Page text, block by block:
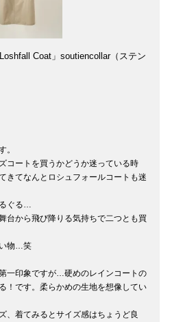
Coat」soutiencollar（ステン
。
コートを買うかどうか迷っている時
きてなんとロシュフォールコートも迷
ぐる…
台から飛び降りる気持ちで二つとも買
物…笑
一印象ですが…硬めのレインコートの
！です。柔らかめの生地を想像してい
、着てみるとサイズ感はちょうど良